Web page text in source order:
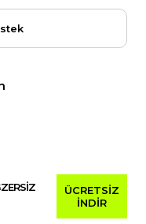
ÜCRETSİZ
İNDİR